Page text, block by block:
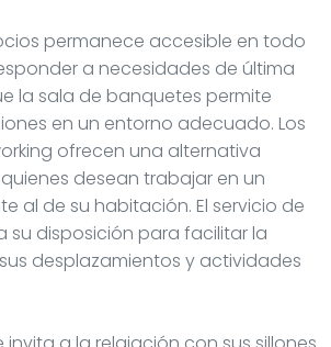
permanece accesible en todo
a necesidades de última
la sala de banquetes permite
en un entorno adecuado. Los
ofrecen una alternativa
desean trabajar en un
al de su habitación. El servicio de
su disposición para facilitar la
desplazamientos y actividades